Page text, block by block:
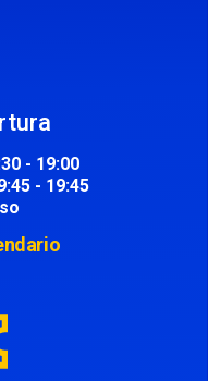
- 19:00
- 19:45